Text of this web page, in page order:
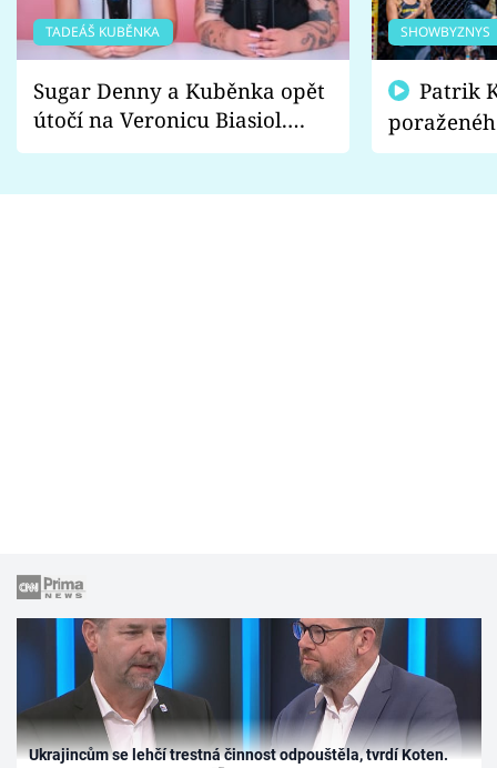
TADEÁŠ KUBĚNKA
Sugar Denny a Kuběnka opět
útočí na Veronicu Biasiol.
Proč je podle nich falešná a
SHOWBYZNYS
fanoušci
Ukrajincům se lehčí trestná činnost odpouštěla, tvrdí Koten.